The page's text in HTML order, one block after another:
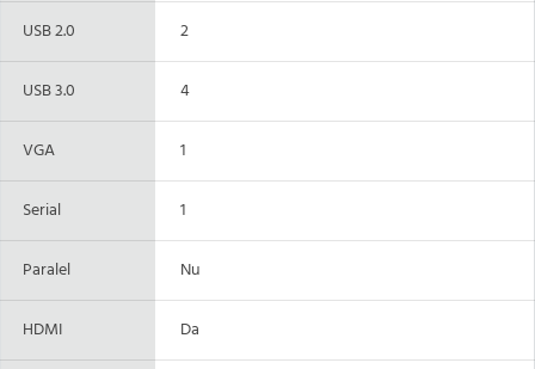
USB 2.0 2
USB 3.0 4
VGA 1
Serial 1
Paralel Nu
HDMI Da